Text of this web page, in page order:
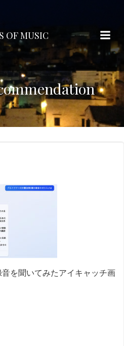
テ
ン
ツ
ス
キ
ッ
プ
OF MUSIC
を聞いてみたアイキャッチ画